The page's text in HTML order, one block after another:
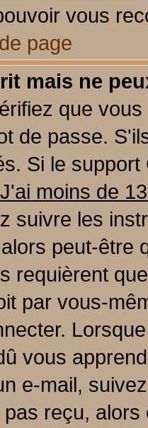
vous
page
mais ne
que
de passe.
Si le
J'ai moins de
suivre les
peut-être
requièrent
par vous-
vous
e-mail,
reçu,